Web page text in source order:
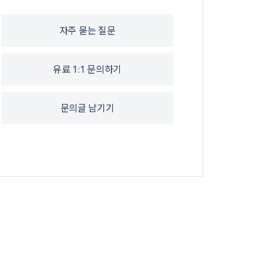
자주 묻는 질문
유료 1:1 문의하기
문의글 남기기